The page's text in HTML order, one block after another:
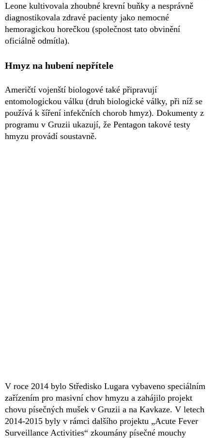
Leone kultivovala zhoubné krevní buňky a nesprávně
diagnostikovala zdravé pacienty jako nemocné
hemoragickou horečkou (společnost tato obvinění
oficiálně odmítla).
Hmyz na hubení nepřítele
Američtí vojenští biologové také připravují
entomologickou válku (druh biologické války, při níž se
používá k šíření infekčních chorob hmyz). Dokumenty z
programu v Gruzii ukazují, že Pentagon takové testy
hmyzu provádí soustavně.
V roce 2014 bylo Středisko Lugara vybaveno speciálním
zařízením pro masivní chov hmyzu a zahájilo projekt
chovu písečných mušek v Gruzii a na Kavkaze. V letech
2014-2015 byly v rámci dalšího projektu „Acute Fever
Surveillance Activities“ zkoumány písečné mouchy